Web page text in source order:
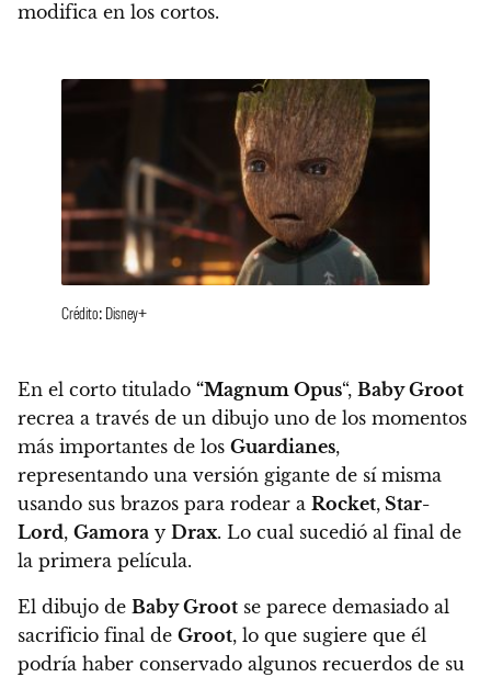
modifica en los cortos.
Crédito: Disney+
En el corto titulado “Magnum Opus“, Baby Groot
recrea a través de un dibujo uno de los momentos
más importantes de los Guardianes,
representando una versión gigante de sí misma
usando sus brazos para rodear a Rocket, Star-
Lord, Gamora y Drax. Lo cual sucedió al final de
la primera película.
El dibujo de Baby Groot se parece demasiado al
sacrificio final de Groot, lo que sugiere que él
podría haber conservado algunos recuerdos de su